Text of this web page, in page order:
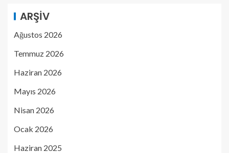
ARŞIV
Ağustos 2026
Temmuz 2026
Haziran 2026
Mayıs 2026
Nisan 2026
Ocak 2026
Haziran 2025